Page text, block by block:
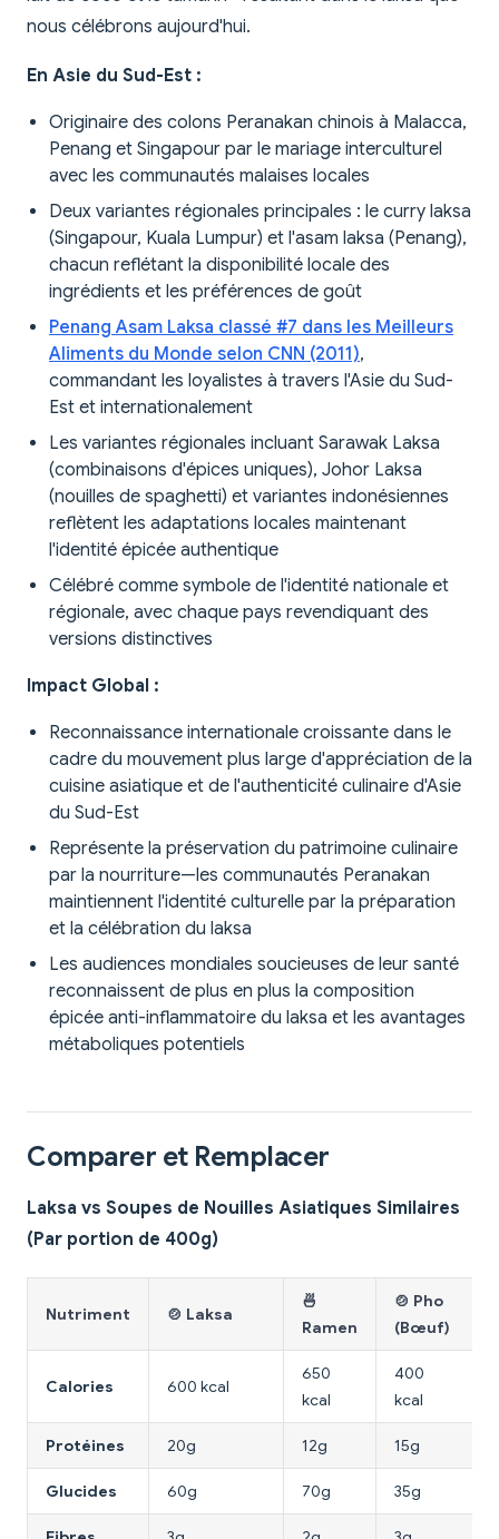
nous célébrons aujourd'hui.
En Asie du Sud-Est :
Originaire des colons Peranakan chinois à Malacca,
Penang et Singapour par le mariage interculturel
avec les communautés malaises locales
Deux variantes régionales principales : le curry laksa
(Singapour, Kuala Lumpur) et l'asam laksa (Penang),
chacun reflétant la disponibilité locale des
ingrédients et les préférences de goût
Penang Asam Laksa classé #7 dans les Meilleurs
Aliments du Monde selon CNN (2011),
commandant les loyalistes à travers l'Asie du Sud-
Est et internationalement
Les variantes régionales incluant Sarawak Laksa
(combinaisons d'épices uniques), Johor Laksa
(nouilles de spaghetti) et variantes indonésiennes
reflètent les adaptations locales maintenant
l'identité épicée authentique
Célébré comme symbole de l'identité nationale et
régionale, avec chaque pays revendiquant des
versions distinctives
Impact Global :
Reconnaissance internationale croissante dans le
cadre du mouvement plus large d'appréciation de la
cuisine asiatique et de l'authenticité culinaire d'Asie
du Sud-Est
Représente la préservation du patrimoine culinaire
par la nourriture—les communautés Peranakan
maintiennent l'identité culturelle par la préparation
et la célébration du laksa
Les audiences mondiales soucieuses de leur santé
reconnaissent de plus en plus la composition
épicée anti-inflammatoire du laksa et les avantages
métaboliques potentiels
Comparer et Remplacer
Laksa vs Soupes de Nouilles Asiatiques Similaires
(Par portion de 400g)
Nutriment 🍲 Laksa
🍜
Ramen
🍲 Pho
(Bœuf)
Calories 600 kcal
650
kcal
400
kcal
Protéines 20g 12g 15g
Glucides 60g 70g 35g